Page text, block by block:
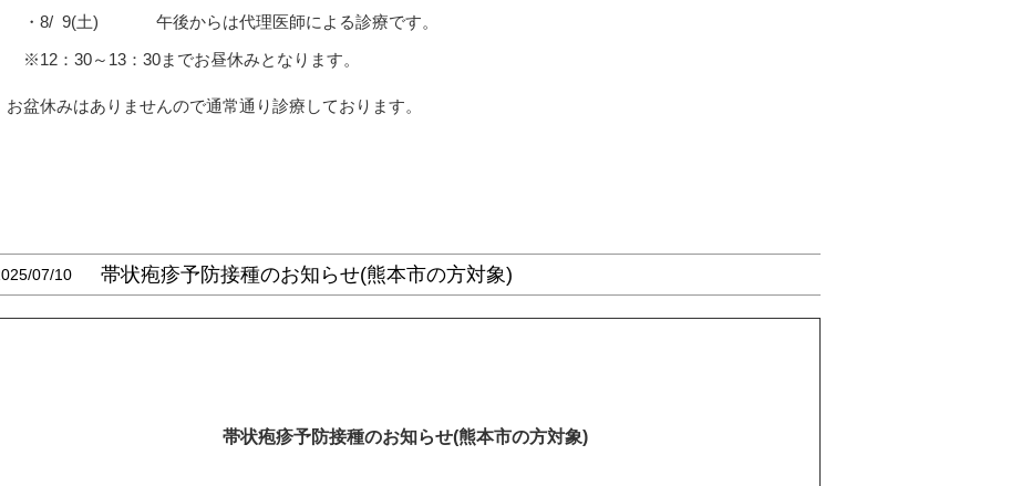
・8/ 9(土) 午後からは代理医師による診療です。
12：30～13：30までお昼休みとなります。
お盆休みはありませんので通常通り診療しております。
07/10 帯状疱疹予防接種のお知らせ(熊本市の方対象)
帯状疱疹予防接種のお知らせ(熊本市の方対象)